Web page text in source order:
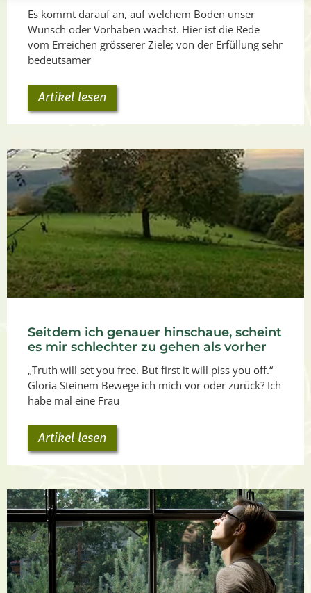
Es kommt darauf an, auf welchem Boden unser
Wunsch oder Vorhaben wächst. Hier ist die Rede
vom Erreichen grösserer Ziele; von der Erfüllung sehr
bedeutsamer
Artikel lesen
Seitdem ich genauer hinschaue, scheint
es mir schlechter zu gehen als vorher
„Truth will set you free. But first it will piss you off.“
Gloria Steinem Bewege ich mich vor oder zurück? Ich
habe mal eine Frau
Artikel lesen